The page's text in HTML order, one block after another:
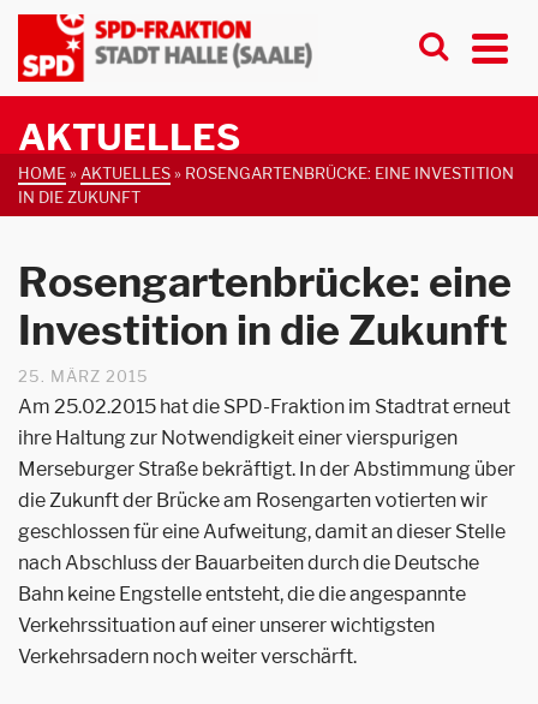
AKTUELLES
HOME» AKTUELLES» ROSENGARTENBRÜCKE: EINE INVESTITION
IN DIE ZUKUNFT
Rosengartenbrücke: eine
Investition in die Zukunft
25. MÄRZ 2015
Am 25.02.2015 hat die SPD-Fraktion im Stadtrat erneut
ihre Haltung zur Notwendigkeit einer vierspurigen
Merseburger Straße bekräftigt. In der Abstimmung über
die Zukunft der Brücke am Rosengarten votierten wir
geschlossen für eine Aufweitung, damit an dieser Stelle
nach Abschluss der Bauarbeiten durch die Deutsche
Bahn keine Engstelle entsteht, die die angespannte
Verkehrssituation auf einer unserer wichtigsten
Verkehrsadern noch weiter verschärft.